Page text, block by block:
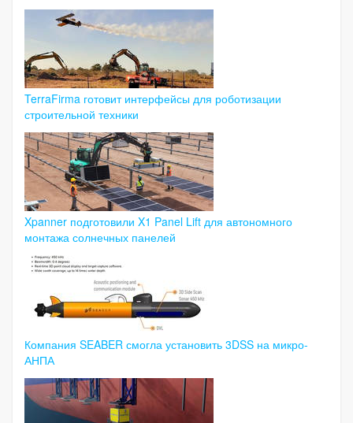
TerraFirma готовит интерфейсы для роботизации
строительной техники
Xpanner подготовили X1 Panel Lift для автономного
монтажа солнечных панелей
Компания SEABER смогла установить 3DSS на микро-
АНПА